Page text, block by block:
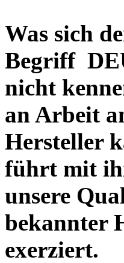
Was sich
Begriff
nicht
an Arbeit
Hersteller
führt mit
unsere
bekannter
exerziert.